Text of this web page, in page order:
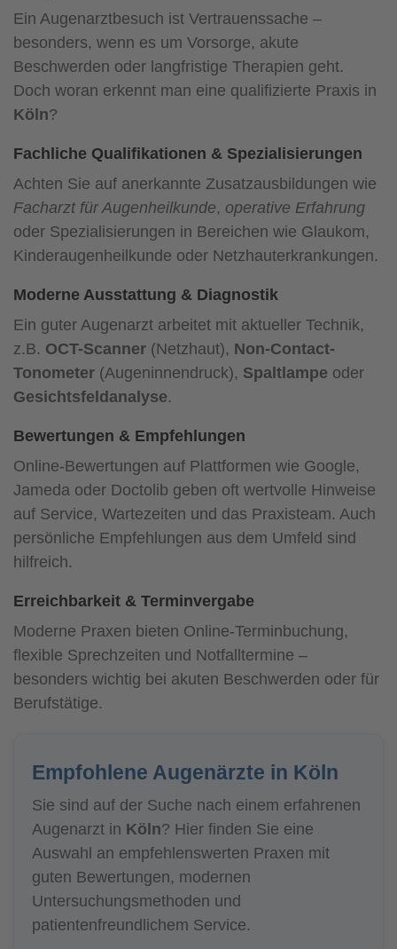
Ein Augenarztbesuch ist Vertrauenssache –
besonders, wenn es um Vorsorge, akute
Beschwerden oder langfristige Therapien geht.
Doch woran erkennt man eine qualifizierte Praxis in
Köln?
Fachliche Qualifikationen & Spezialisierungen
Achten Sie auf anerkannte Zusatzausbildungen wie
Facharzt für Augenheilkunde, operative Erfahrung
oder Spezialisierungen in Bereichen wie Glaukom,
Kinderaugenheilkunde oder Netzhauterkrankungen.
Moderne Ausstattung & Diagnostik
Ein guter Augenarzt arbeitet mit aktueller Technik,
z.B. OCT-Scanner (Netzhaut), Non-Contact-
Tonometer (Augeninnendruck), Spaltlampe oder
Gesichtsfeldanalyse.
Bewertungen & Empfehlungen
Online-Bewertungen auf Plattformen wie Google,
Jameda oder Doctolib geben oft wertvolle Hinweise
auf Service, Wartezeiten und das Praxisteam. Auch
persönliche Empfehlungen aus dem Umfeld sind
hilfreich.
Erreichbarkeit & Terminvergabe
Moderne Praxen bieten Online-Terminbuchung,
flexible Sprechzeiten und Notfalltermine –
besonders wichtig bei akuten Beschwerden oder für
Berufstätige.
Empfohlene Augenärzte in Köln
Sie sind auf der Suche nach einem erfahrenen
Augenarzt in Köln? Hier finden Sie eine
Auswahl an empfehlenswerten Praxen mit
guten Bewertungen, modernen
Untersuchungsmethoden und
patientenfreundlichem Service.